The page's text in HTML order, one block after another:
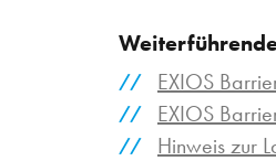
EXIOS
EXIOS
Hinweis zur